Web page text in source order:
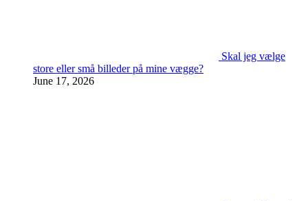
Skal jeg vælge
store eller små billeder på mine vægge?
June 17, 2026